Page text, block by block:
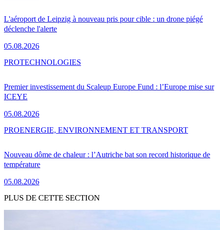
L'aéroport de Leipzig à nouveau pris pour cible : un drone piégé
déclenche l'alerte
05.08.2026
Premier investissement du Scaleup Europe Fund : l’Europe mise sur
ICEYE
05.08.2026
PROTECHNOLOGIES
Nouveau dôme de chaleur : l’Autriche bat son record historique de
température
05.08.2026
PROENERGIE, ENVIRONNEMENT ET TRANSPORT
PLUS DE CETTE SECTION